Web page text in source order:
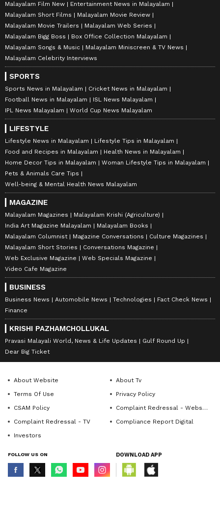
Malayalam Film New
Entertainment News in Malayalam
Malayalam Short Films
Malayalam Movie Review
Malayalam Movie Trailers
Malayalam Web Series
Malayalam Bigg Boss
Box Office Collection Malayalam
Malayalam Songs & Music
Malayalam Miniscreen & TV News
Malayalam Celebrity Interviews
SPORTS
Sports News in Malayalam
Cricket News in Malayalam
Football News in Malayalam
ISL News Malayalam
IPL News Malayalam
World Cup News Malayalam
LIFESTYLE
Lifestyle News in Malayalam
Lifestyle Tips in Malayalam
Food and Recipes in Malayalam
Health News in Malayalam
Home Decor Tips in Malayalam
Woman Lifestyle Tips in Malayalam
Pets & Animals Care Tips
Well-being & Mental Health News Malayalam
MAGAZINE
Malayalam Magazines
Malayalam Krishi (Agriculture)
India Art Magazine Malayalam
Malayalam Books
Malayalam Columnist
Magazine Conversations
Culture Magazines
Malayalam Short Stories
Conversations Magazine
Web Exclusive Magazine
Web Specials Magazine
Video Cafe Magazine
BUSINESS
Business News Automobile News Technologies
Fact Check News
Finance
KRISHI PAZHAMCHOLLUKAL
Pravasi Malayali World, News & Life Updates
Gulf Round Up
Dear Big Ticket
About Website
About Tv
Terms Of Use
Privacy Policy
CSAM Policy
Complaint Redressal - Website
Complaint Redressal - TV
Compliance Report Digital
Investors
FOLLOW US ON DOWNLOAD APP